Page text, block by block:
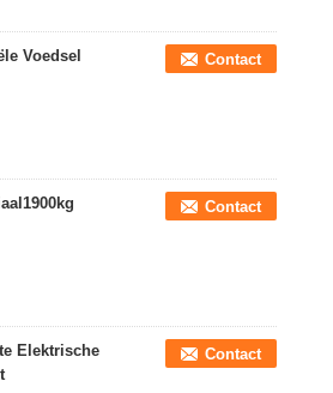
Voedsel
Contact
Contact
Elektrische
Contact